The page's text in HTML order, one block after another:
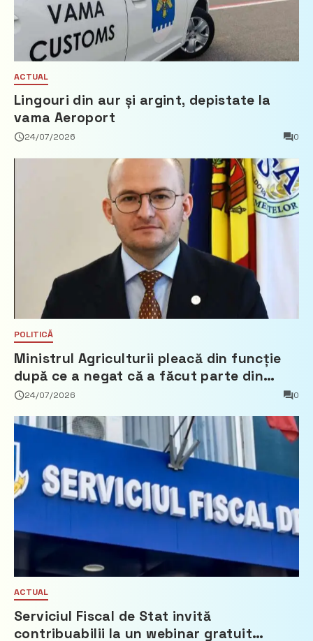
ACTUAL
Lingouri din aur și argint, depistate la
vama Aeroport
24/07/2026 0
POLITICĂ
Ministrul Agriculturii pleacă din funcție
după ce a negat că a făcut parte din
Partidul Democrat
24/07/2026 0
ACTUAL
Serviciul Fiscal de Stat invită
contribuabilii la un webinar gratuit